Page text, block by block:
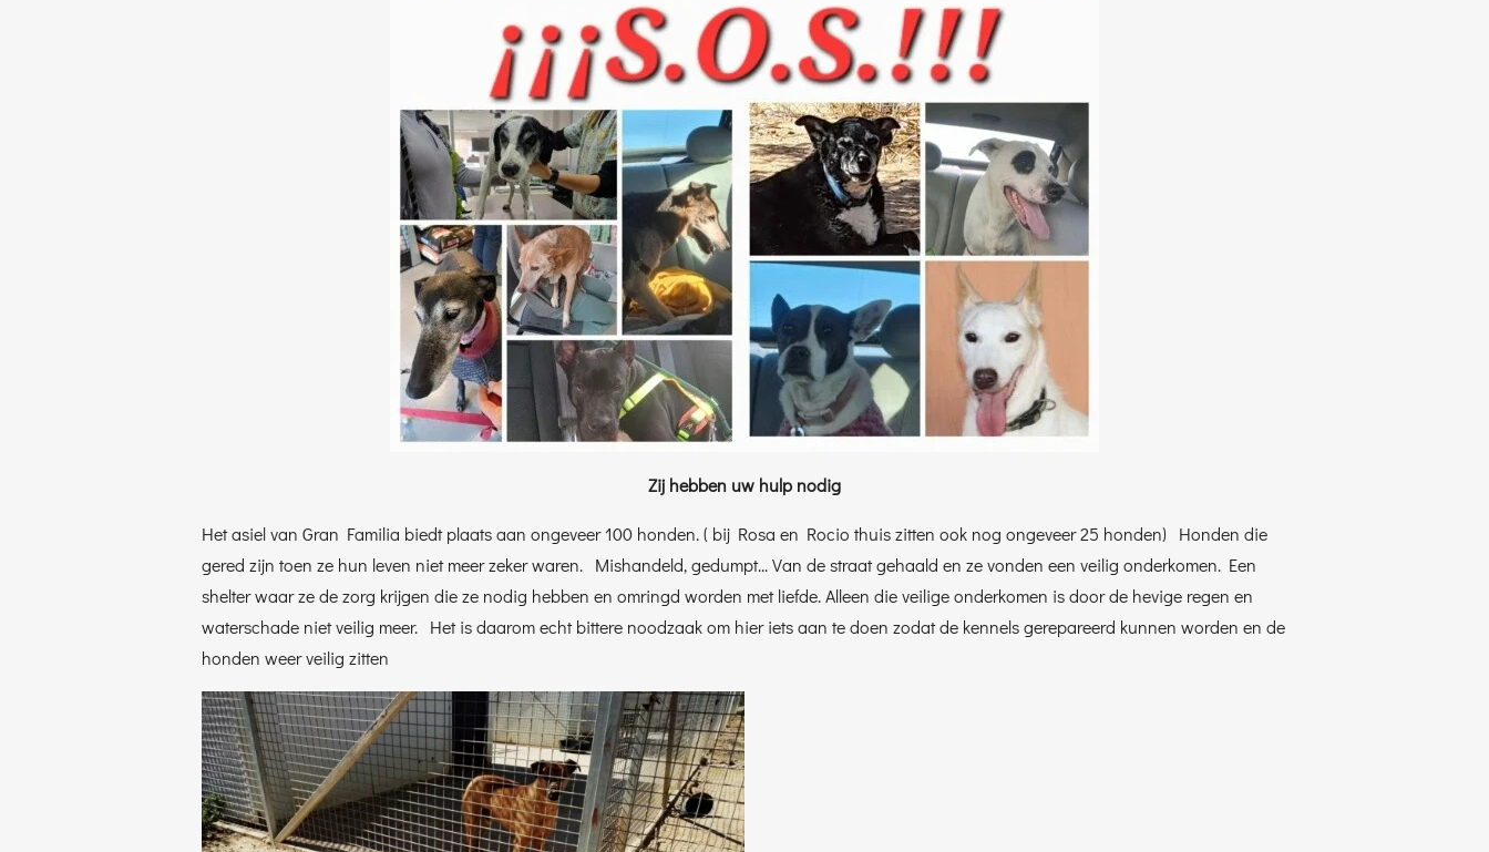
Zij hebben uw hulp nodig
Het asiel van Gran Familia biedt plaats aan ongeveer 100 honden. ( bij Rosa en Rocio thuis zitten ook nog ongeveer 25 honden) Honden die
gered zijn toen ze hun leven niet meer zeker waren. Mishandeld, gedumpt... Van de straat gehaald en ze vonden een veilig onderkomen. Een
shelter waar ze de zorg krijgen die ze nodig hebben en omringd worden met liefde. Alleen die veilige onderkomen is door de hevige regen en
waterschade niet veilig meer. Het is daarom echt bittere noodzaak om hier iets aan te doen zodat de kennels gerepareerd kunnen worden en de
honden weer veilig zitten